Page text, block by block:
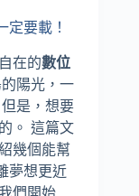
定要載！
在的數位
陽光，一
是，想要
。 這篇文
幾個能幫
夢想更近
們開始